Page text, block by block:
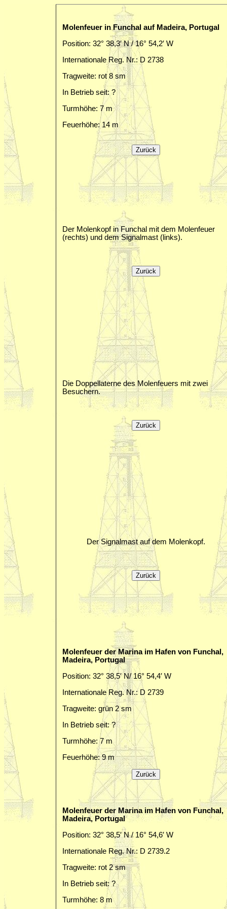
Molenfeuer in Funchal auf Madeira, Portugal
Position: 32° 38,3′ N / 16° 54,2′ W
Internationale Reg. Nr.: D 2738
Tragweite: rot 8 sm
In Betrieb seit: ?
Turmhöhe: 7 m
Feuerhöhe: 14 m
Der Molenkopf in Funchal mit dem Molenfeuer
(rechts) und dem Signalmast (links).
Die Doppellaterne des Molenfeuers mit zwei
Besuchern.
Der Signalmast auf dem Molenkopf.
Molenfeuer der Marina im Hafen von Funchal,
Madeira, Portugal
Position: 32° 38,5′ N/ 16° 54,4′ W
Internationale Reg. Nr.: D 2739
Tragweite: grün 2 sm
In Betrieb seit: ?
Turmhöhe: 7 m
Feuerhöhe: 9 m
Molenfeuer der Marina im Hafen von Funchal,
Madeira, Portugal
Position: 32° 38,5′ N / 16° 54,6′ W
Internationale Reg. Nr.: D 2739.2
Tragweite: rot 2 sm
In Betrieb seit: ?
Turmhöhe: 8 m